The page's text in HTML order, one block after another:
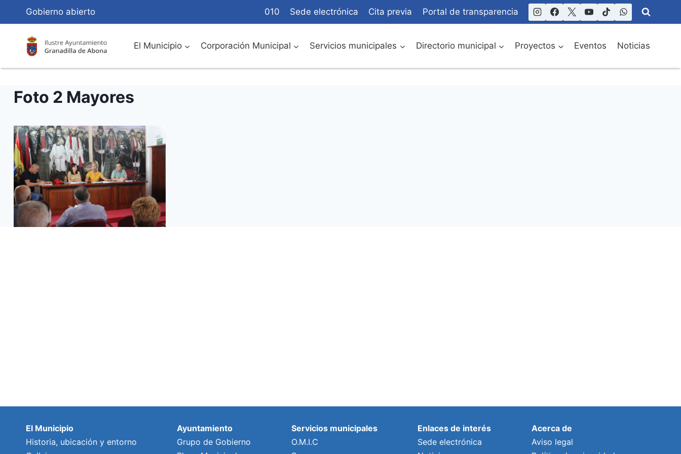
Contenido
Gobierno abierto 010 Sede electrónica Cita previa Portal de transparencia
El Municipio Corporación Municipal Servicios municipales Directorio municipal Proyectos Eventos Noticias
Foto 2 Mayores
El Municipio
Historia, ubicación y entorno
Ayuntamiento
Grupo de Gobierno
Servicios municipales
O.M.I.C
Enlaces de interés
Sede electrónica
Acerca de
Aviso legal